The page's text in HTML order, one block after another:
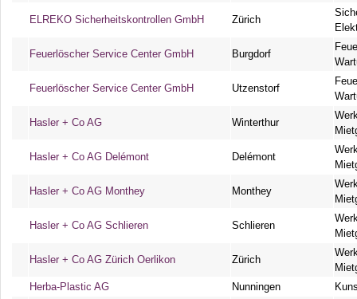
ELREKO Sicherheitskontrollen GmbH Zürich
Feuerlöscher Service Center GmbH Burgdorf
Feuerlöscher Service Center GmbH Utzenstorf
Hasler + Co AG Winterthur
Hasler + Co AG Delémont Delémont
Hasler + Co AG Monthey Monthey
Hasler + Co AG Schlieren Schlieren
Hasler + Co AG Zürich Oerlikon Zürich
Herba-Plastic AG
Nunningen